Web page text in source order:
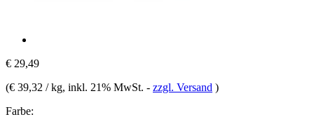
€ 29,49
(€ 39,32 / kg, inkl. 21% MwSt. - zzgl. Versand )
Farbe: